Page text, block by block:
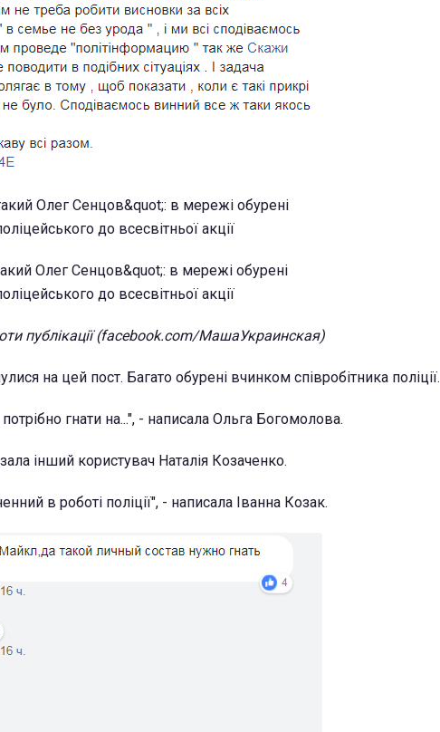
публікації (facebook.com/МашаУкраинская)
на цей пост. Багато обурені вчинком співробітника поліції.
гнати на...", - написала Ольга Богомолова.
інший користувач Наталія Козаченко.
в роботі поліції", - написала Іванна Козак.